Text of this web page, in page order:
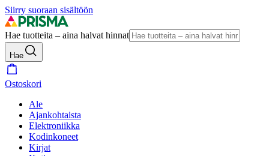
Siirry suoraan sisältöön
Hae tuotteita – aina halvat hinnat
Hae
Ostoskori
Ale
Ajankohtaista
Elektroniikka
Kodinkoneet
Kirjat